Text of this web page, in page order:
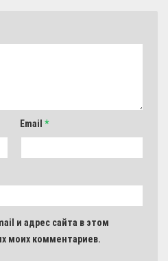
Email *
и адрес сайта в этом
моих комментариев.